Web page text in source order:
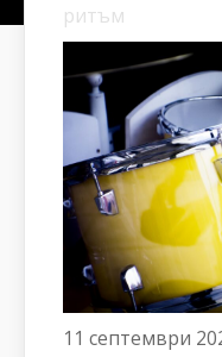
ритъм
11 септември